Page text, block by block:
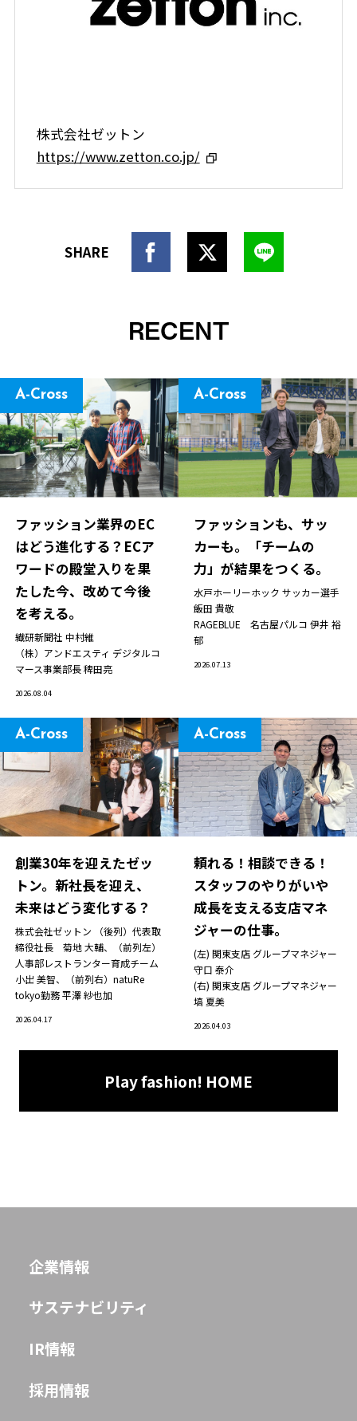
株式会社ゼットン
https://www.zetton.co.jp/
RECENT
ファッション業界のEC
はどう進化する？ECア
ワードの殿堂入りを果
たした今、改めて今後
を考える。
A-Cross
繊研新聞社 中村維
（株）アンドエスティ デジタルコ
マース事業部長稗田亮
2026.08.04
ファッションも、サッ
カーも。「チームの
力」が結果をつくる。
A-Cross
水戸ホーリーホック サッカー選手
飯田 貴敬
RAGEBLUE 名古屋パルコ 伊井 裕
郁
2026.07.13
創業30年を迎えたゼッ
トン。新社長を迎え、
未来はどう変化する？
A-Cross
株式会社ゼットン （後列）代表取
締役社長 菊地 大輔、（前列左）
人事部レストランター育成チーム
小出 美智、（前列右）natuRe
tokyo勤務 平澤 紗也加
2026.04.17
頼れる！相談できる！
スタッフのやりがいや
成長を支える支店マネ
ジャーの仕事。
A-Cross
(左) 関東支店 グループマネジャー
守口 泰介
(右) 関東支店 グループマネジャー
塙 夏美
2026.04.03
Play fashion! HOME
企業情報
サステナビリティ
IR情報
採用情報